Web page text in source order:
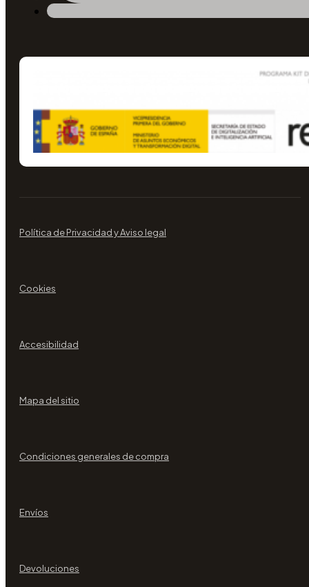
Política de Privacidad y Aviso legal
Cookies
Accesibilidad
Mapa del sitio
Condiciones generales de compra
Envíos
Devoluciones